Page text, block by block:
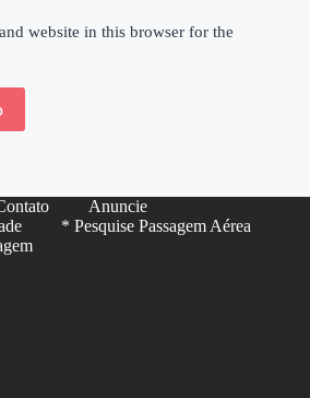
website in this browser for the
Anuncie
* Pesquise Passagem Aérea